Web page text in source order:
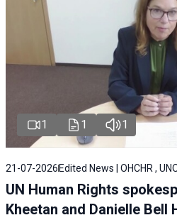
1 1 1
21-07-2026 Edited News | OHCHR ,
UN Human Rights
Kheetan and Danielle Bell